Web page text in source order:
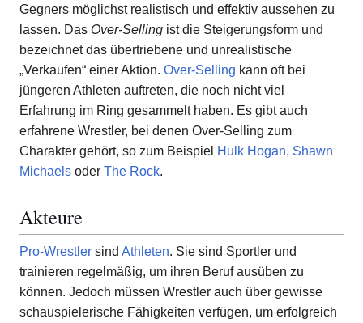
Gegners möglichst realistisch und effektiv aussehen zu
lassen. Das Over-Selling ist die Steigerungsform und
bezeichnet das übertriebene und unrealistische
„Verkaufen“ einer Aktion. Over-Selling kann oft bei
jüngeren Athleten auftreten, die noch nicht viel
Erfahrung im Ring gesammelt haben. Es gibt auch
erfahrene Wrestler, bei denen Over-Selling zum
Charakter gehört, so zum Beispiel Hulk Hogan, Shawn
Michaels oder The Rock.
Akteure
Pro-Wrestler sind Athleten. Sie sind Sportler und
trainieren regelmäßig, um ihren Beruf ausüben zu
können. Jedoch müssen Wrestler auch über gewisse
schauspielerische Fähigkeiten verfügen, um erfolgreich